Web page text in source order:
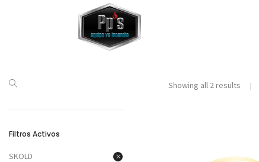
Showing all 2 results
Filtros Activos
SKOLD